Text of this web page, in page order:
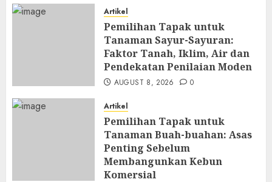
Artikel
Pemilihan Tapak untuk
Tanaman Sayur-Sayuran:
Faktor Tanah, Iklim, Air dan
Pendekatan Penilaian Moden
AUGUST 8, 2026 0
Artikel
Pemilihan Tapak untuk
Tanaman Buah-buahan: Asas
Penting Sebelum
Membangunkan Kebun
Komersial